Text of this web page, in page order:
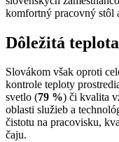
komfortný pracovný stôl
Dôležitá
Slovákom však oproti
kontrole teploty
svetlo (79 %) či kvalita
oblasti služieb a
čistotu na pracovisku,
čaju.